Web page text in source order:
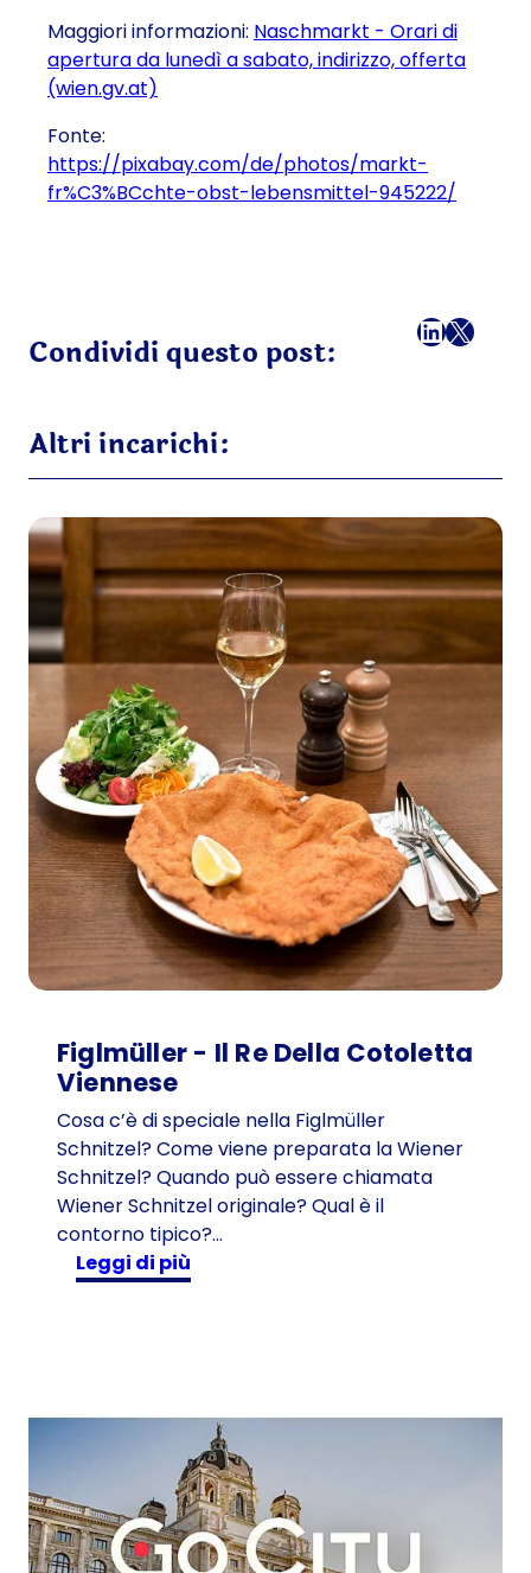
Maggiori informazioni: Naschmarkt - Orari di
apertura da lunedì a sabato, indirizzo, offerta
(wien.gv.at)
Fonte:
https://pixabay.com/de/photos/markt-
fr%C3%BCchte-obst-lebensmittel-945222/
Condividi questo post:
Facebook
LinkedIn
X
Altri incarichi:
Figlmüller - Il Re Della Cotoletta
Viennese
Cosa c’è di speciale nella Figlmüller
Schnitzel? Come viene preparata la Wiener
Schnitzel? Quando può essere chiamata
Wiener Schnitzel originale? Qual è il
contorno tipico?…
Leggi di più
F
l
l
e
r